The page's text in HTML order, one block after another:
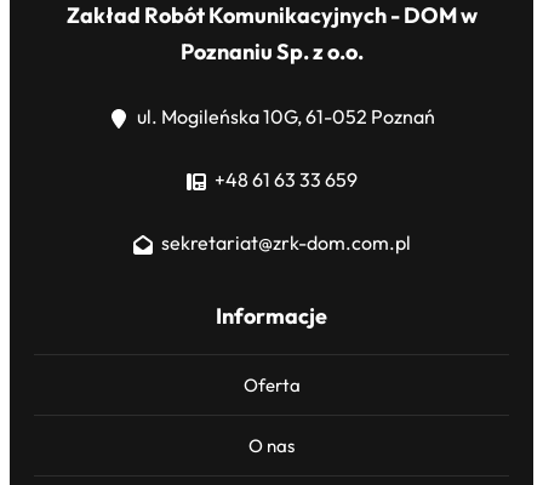
Zakład Robót Komunikacyjnych - DOM w
Poznaniu Sp. z o.o.
ul. Mogileńska 10G, 61-052 Poznań
+48 61 63 33 659
sekretariat@zrk-dom.com.pl
Informacje
Oferta
O nas